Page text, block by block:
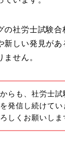
の社労士試験合
新しい発見が
せん。
らも、社労士
発信し続けて
しくお願いしま